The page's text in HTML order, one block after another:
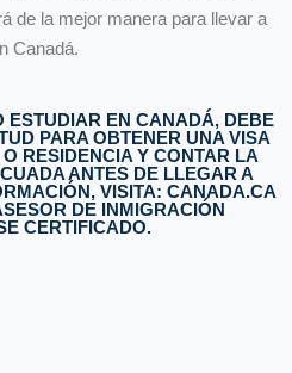
de la mejor manera para llevar a
Canadá.
ESTUDIAR EN CANADÁ, DEBE
PARA OBTENER UNA VISA
RESIDENCIA Y CONTAR LA
ANTES DE LLEGAR A
VISITA: CANADA.CA
DE INMIGRACIÓN
CERTIFICADO.